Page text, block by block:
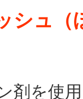
シュ
剤を使